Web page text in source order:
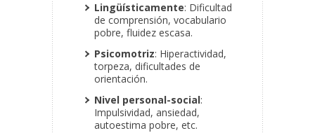
Lingüísticamente: Dificultad
de comprensión, vocabulario
pobre, fluidez escasa.
Psicomotriz: Hiperactividad,
torpeza, dificultades de
orientación.
Nivel personal-social:
Impulsividad, ansiedad,
autoestima pobre, etc.